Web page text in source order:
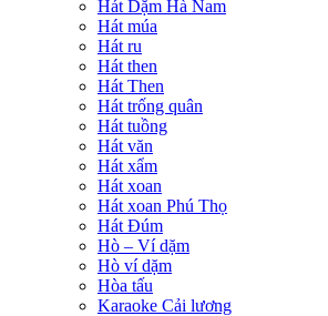
Hát Dặm Hà Nam
Hát múa
Hát ru
Hát then
Hát Then
Hát trống quân
Hát tuồng
Hát văn
Hát xẩm
Hát xoan
Hát xoan Phú Thọ
Hát Đúm
Hò – Ví dặm
Hò ví dặm
Hòa tấu
Karaoke Cải lương